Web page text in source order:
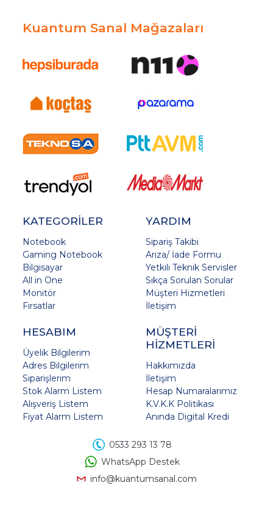
Kuantum Sanal Mağazaları
KATEGORİLER
Notebook
Gaming Notebook
Bilgisayar
All in One
Monitör
Fırsatlar
YARDIM
Sipariş Takibi
Arıza/ İade Formu
Yetkili Teknik Servisler
Sıkça Sorulan Sorular
Müşteri Hizmetleri
İletişim
HESABIM
Üyelik Bilgilerim
Adres Bilgilerim
Siparişlerim
Stok Alarm Listem
Alışveriş Listem
Fiyat Alarm Listem
MÜŞTERİ
HİZMETLERİ
Hakkımızda
İletişim
Hesap Numaralarımız
K.V.K.K Politikası
Anında Digital Kredi
0533 293 13 78
WhatsApp Destek
info@kuantumsanal.com